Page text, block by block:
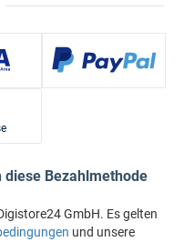
Bezahlmethode
GmbH. Es gelten
und unsere